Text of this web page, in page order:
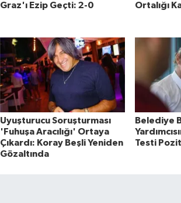
Graz'ı Ezip Geçti: 2-0
Ortalığı
Uyuşturucu Soruşturması
'Fuhuşa Aracılığı' Ortaya
Çıkardı: Koray Beşli Yeniden
Gözaltında
Belediye
Testi